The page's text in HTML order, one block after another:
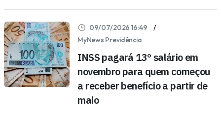
09/07/2026 16:49
MyNews Previdência
INSS pagará 13º salário em
novembro para quem começou
a receber benefício a partir de
maio